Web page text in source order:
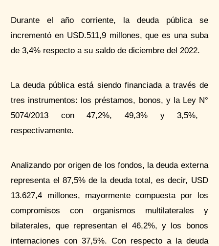
Durante el año corriente, la deuda pública se
incrementó en USD.511,9 millones, que es una suba
de 3,4% respecto a su saldo de diciembre del 2022.
La deuda pública está siendo financiada a través de
tres instrumentos: los préstamos, bonos, y la Ley N°
5074/2013 con 47,2%, 49,3% y 3,5%,
respectivamente.
Analizando por origen de los fondos, la deuda externa
representa el 87,5% de la deuda total, es decir, USD
13.627,4 millones, mayormente compuesta por los
compromisos con organismos multilaterales y
bilaterales, que representan el 46,2%, y los bonos
internaciones con 37,5%. Con respecto a la deuda